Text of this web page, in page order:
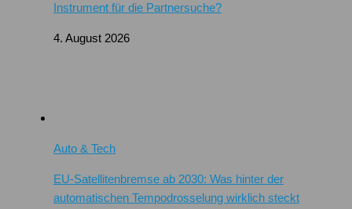
Instrument für die Partnersuche?
4. August 2026
Auto & Tech
EU-Satellitenbremse ab 2030: Was hinter der
automatischen Tempodrosselung wirklich steckt